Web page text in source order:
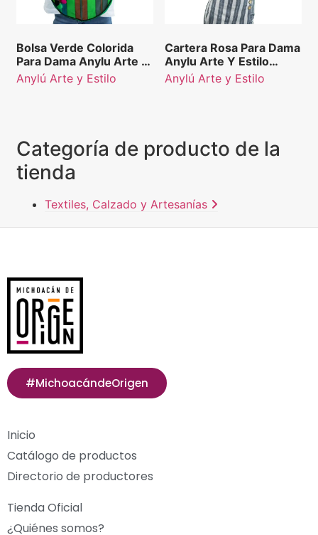
Categoría de producto de la
tienda
Textiles, Calzado y Artesanías
Bolsa Verde Colorida
Para Dama Anylu Arte Y
Estilo Redonda
Anylú Arte y Estilo
Cartera Rosa Para Dama
Anylu Arte Y Estilo
Triangular
Anylú Arte y Estilo
#MichoacándeOrigen
Inicio
Catálogo de productos
Directorio de productores
Tienda Oficial
¿Quiénes somos?